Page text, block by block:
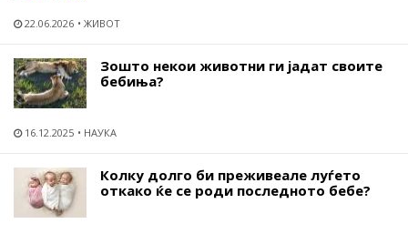
22.06.2026 ЖИВОТ
Зошто некои животни ги јадат своите
бебиња?
16.12.2025 НАУКА
Колку долго би преживеале луѓето
откако ќе се роди последното бебе?